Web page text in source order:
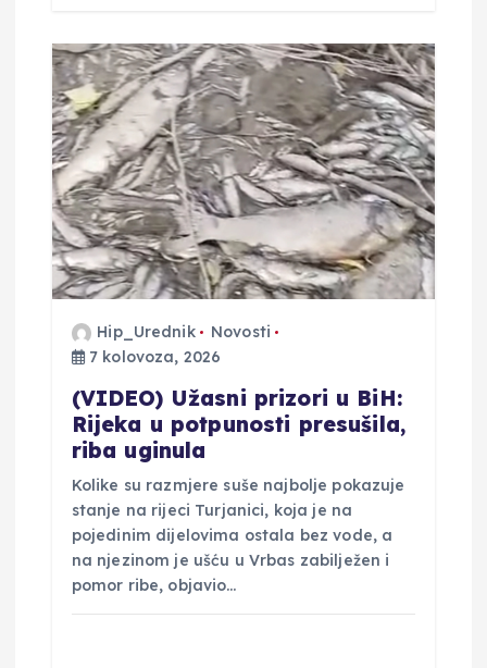
Hip_Urednik
Novosti
7 kolovoza, 2026
(VIDEO) Užasni prizori u BiH:
Rijeka u potpunosti presušila,
riba uginula
Kolike su razmjere suše najbolje pokazuje
stanje na rijeci Turjanici, koja je na
pojedinim dijelovima ostala bez vode, a
na njezinom je ušću u Vrbas zabilježen i
pomor ribe, objavio…